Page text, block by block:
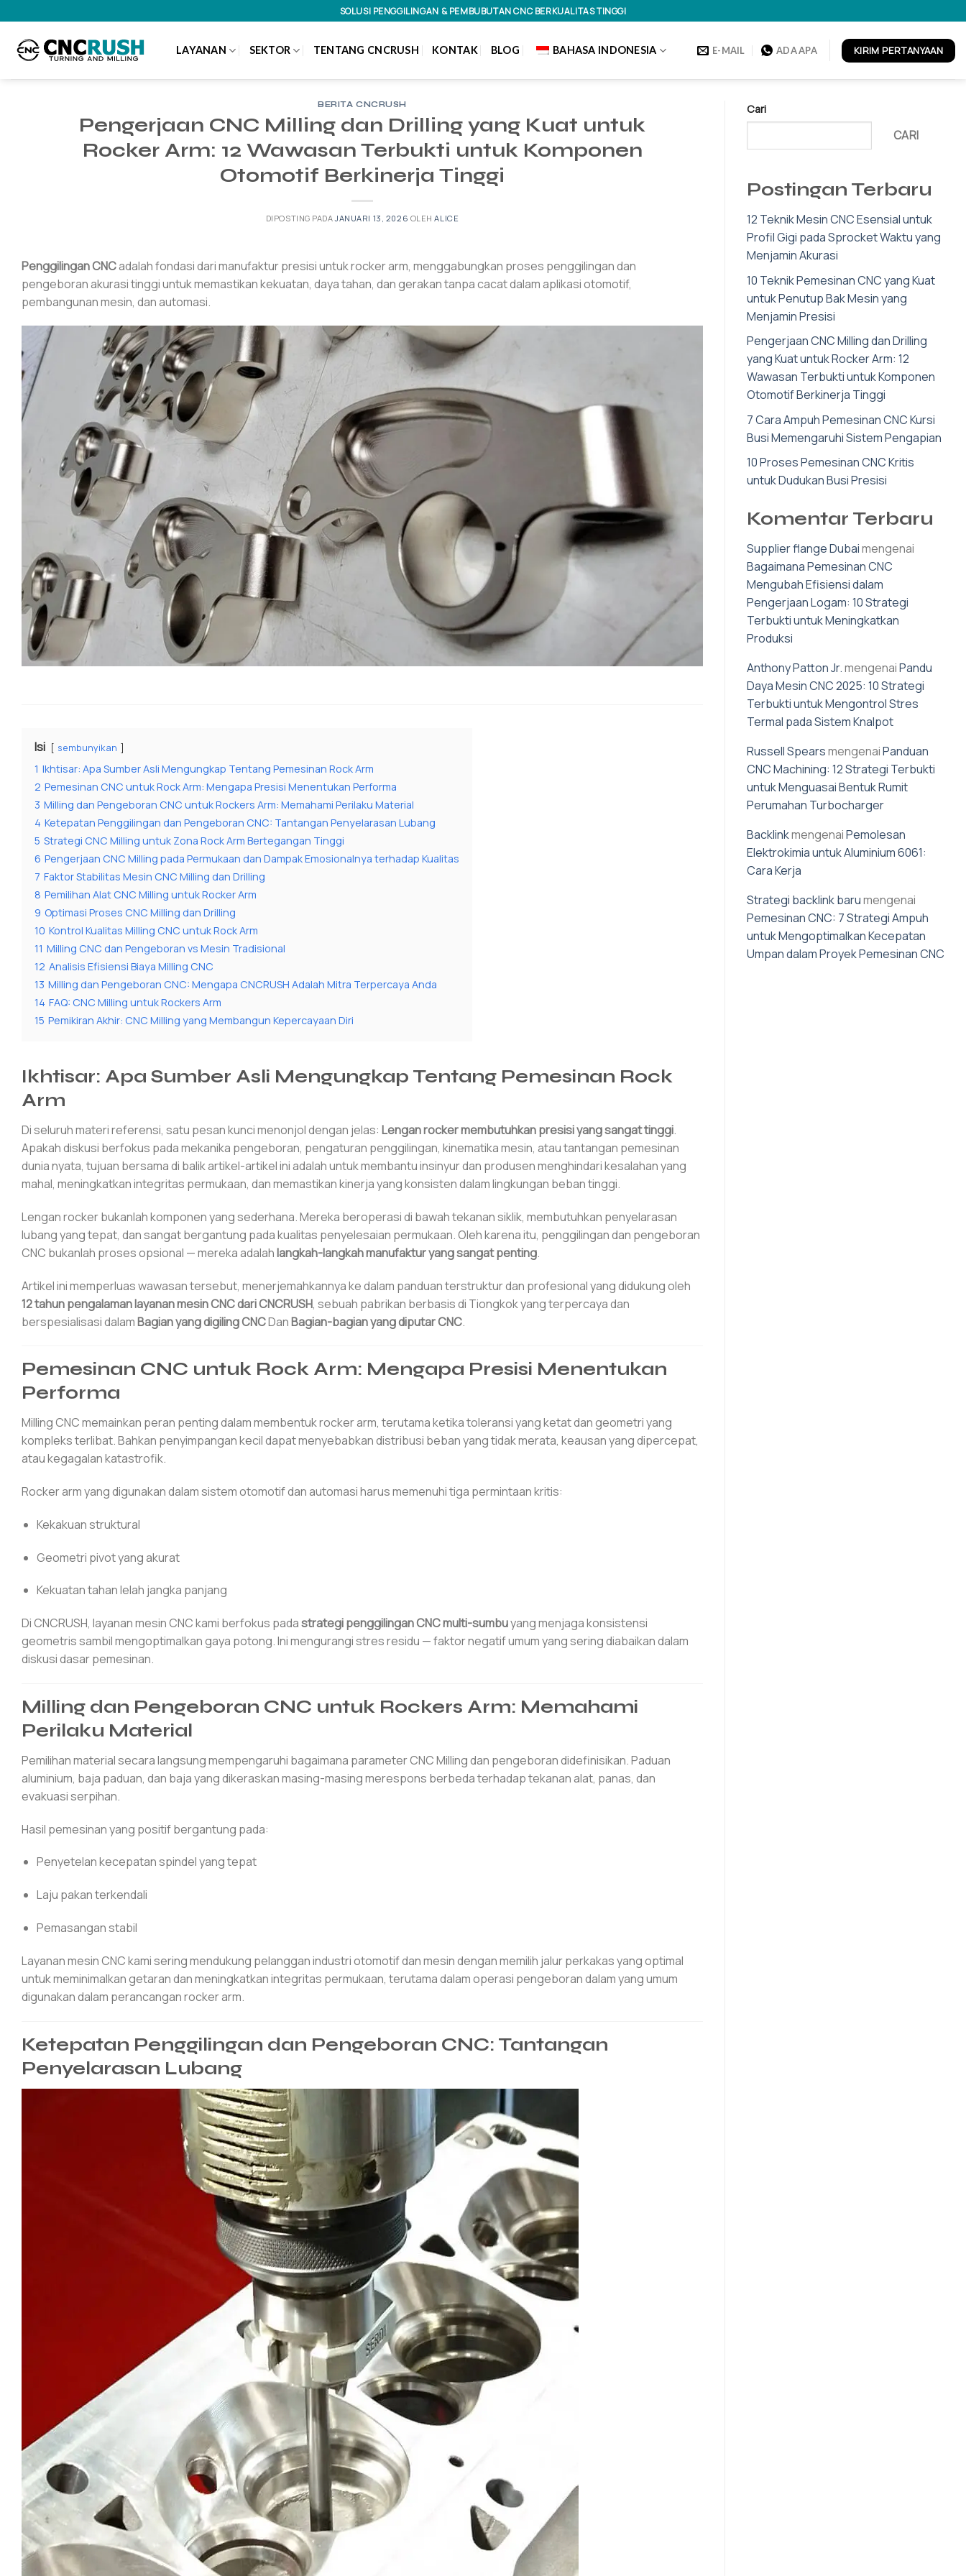
ke
konten
SOLUSI PENGGILINGAN & PEMBUBUTAN CNC BERKUALITAS TINGGI
LAYANAN SEKTOR TENTANG CNCRUSH KONTAK BLOG BAHASA INDONESIA E-MAIL ADA APA KIRIM PERTANYAAN
BERITA CNCRUSH
Pengerjaan CNC Milling dan Drilling yang Kuat untuk
Rocker Arm: 12 Wawasan Terbukti untuk Komponen
Otomotif Berkinerja Tinggi
DIPOSTING PADAJANUARI 13, 2026 OLEHALICE
Penggilingan CNCadalah fondasi dari manufaktur presisi untuk rocker arm, menggabungkan proses penggilingan dan
pengeboran akurasi tinggi untuk memastikan kekuatan, daya tahan, dan gerakan tanpa cacat dalam aplikasi otomotif,
pembangunan mesin, dan automasi.
Isi sembunyikan
1 Ikhtisar: Apa Sumber Asli Mengungkap Tentang Pemesinan Rock Arm
2 Pemesinan CNC untuk Rock Arm: Mengapa Presisi Menentukan Performa
3 Milling dan Pengeboran CNC untuk Rockers Arm: Memahami Perilaku Material
4 Ketepatan Penggilingan dan Pengeboran CNC: Tantangan Penyelarasan Lubang
5 Strategi CNC Milling untuk Zona Rock Arm Bertegangan Tinggi
6 Pengerjaan CNC Milling pada Permukaan dan Dampak Emosionalnya terhadap Kualitas
7 Faktor Stabilitas Mesin CNC Milling dan Drilling
8 Pemilihan Alat CNC Milling untuk Rocker Arm
9 Optimasi Proses CNC Milling dan Drilling
10 Kontrol Kualitas Milling CNC untuk Rock Arm
11 Milling CNC dan Pengeboran vs Mesin Tradisional
12 Analisis Efisiensi Biaya Milling CNC
13 Milling dan Pengeboran CNC: Mengapa CNCRUSH Adalah Mitra Terpercaya Anda
14 FAQ: CNC Milling untuk Rockers Arm
15 Pemikiran Akhir: CNC Milling yang Membangun Kepercayaan Diri
Ikhtisar: Apa Sumber Asli Mengungkap Tentang Pemesinan Rock
Arm
Di seluruh materi referensi, satu pesan kunci menonjol dengan jelas: Lengan rocker membutuhkan presisi yang sangat tinggi.
Apakah diskusi berfokus pada mekanika pengeboran, pengaturan penggilingan, kinematika mesin, atau tantangan pemesinan
dunia nyata, tujuan bersama di balik artikel-artikel ini adalah untuk membantu insinyur dan produsen menghindari kesalahan yang
mahal, meningkatkan integritas permukaan, dan memastikan kinerja yang konsisten dalam lingkungan beban tinggi.
Lengan rocker bukanlah komponen yang sederhana. Mereka beroperasi di bawah tekanan siklik, membutuhkan penyelarasan
lubang yang tepat, dan sangat bergantung pada kualitas penyelesaian permukaan. Oleh karena itu, penggilingan dan pengeboran
CNC bukanlah proses opsional — mereka adalahlangkah-langkah manufaktur yang sangat penting.
Artikel ini memperluas wawasan tersebut, menerjemahkannya ke dalam panduan terstruktur dan profesional yang didukung oleh
12 tahun pengalaman layanan mesin CNC dari CNCRUSH, sebuah pabrikan berbasis di Tiongkok yang terpercaya dan
berspesialisasi dalamBagian yang digiling CNCDanBagian-bagian yang diputar CNC.
Pemesinan CNC untuk Rock Arm: Mengapa Presisi Menentukan
Performa
Milling CNC memainkan peran penting dalam membentuk rocker arm, terutama ketika toleransi yang ketat dan geometri yang
kompleks terlibat. Bahkan penyimpangan kecil dapat menyebabkan distribusi beban yang tidak merata, keausan yang dipercepat,
atau kegagalan katastrofik.
Rocker arm yang digunakan dalam sistem otomotif dan automasi harus memenuhi tiga permintaan kritis:
Kekakuan struktural
Geometri pivot yang akurat
Kekuatan tahan lelah jangka panjang
Di CNCRUSH, layanan mesin CNC kami berfokus padastrategi penggilingan CNC multi-sumbuyang menjaga konsistensi
geometris sambil mengoptimalkan gaya potong. Ini mengurangi stres residu — faktor negatif umum yang sering diabaikan dalam
diskusi dasar pemesinan.
Milling dan Pengeboran CNC untuk Rockers Arm: Memahami
Perilaku Material
Pemilihan material secara langsung mempengaruhi bagaimana parameter CNC Milling dan pengeboran didefinisikan. Paduan
aluminium, baja paduan, dan baja yang dikeraskan masing-masing merespons berbeda terhadap tekanan alat, panas, dan
evakuasi serpihan.
Hasil pemesinan yang positif bergantung pada:
Penyetelan kecepatan spindel yang tepat
Laju pakan terkendali
Pemasangan stabil
Layanan mesin CNC kami sering mendukung pelanggan industri otomotif dan mesin dengan memilih jalur perkakas yang optimal
untuk meminimalkan getaran dan meningkatkan integritas permukaan, terutama dalam operasi pengeboran dalam yang umum
digunakan dalam perancangan rocker arm.
Ketepatan Penggilingan dan Pengeboran CNC: Tantangan
Penyelarasan Lubang
Cari
CARI
Postingan Terbaru
12 Teknik Mesin CNC Esensial untuk
Profil Gigi pada Sprocket Waktu yang
Menjamin Akurasi
10 Teknik Pemesinan CNC yang Kuat
untuk Penutup Bak Mesin yang
Menjamin Presisi
Pengerjaan CNC Milling dan Drilling
yang Kuat untuk Rocker Arm: 12
Wawasan Terbukti untuk Komponen
Otomotif Berkinerja Tinggi
7 Cara Ampuh Pemesinan CNC Kursi
Busi Memengaruhi Sistem Pengapian
10 Proses Pemesinan CNC Kritis
untuk Dudukan Busi Presisi
Komentar Terbaru
Supplier flange Dubaimengenai
Bagaimana Pemesinan CNC
Mengubah Efisiensi dalam
Pengerjaan Logam: 10 Strategi
Terbukti untuk Meningkatkan
Produksi
Anthony Patton Jr.mengenaiPandu
Daya Mesin CNC 2025: 10 Strategi
Terbukti untuk Mengontrol Stres
Termal pada Sistem Knalpot
Russell SpearsmengenaiPanduan
CNC Machining: 12 Strategi Terbukti
untuk Menguasai Bentuk Rumit
Perumahan Turbocharger
BacklinkmengenaiPemolesan
Elektrokimia untuk Aluminium 6061:
Cara Kerja
Strategi backlink barumengenai
Pemesinan CNC: 7 Strategi Ampuh
untuk Mengoptimalkan Kecepatan
Umpan dalam Proyek Pemesinan CNC